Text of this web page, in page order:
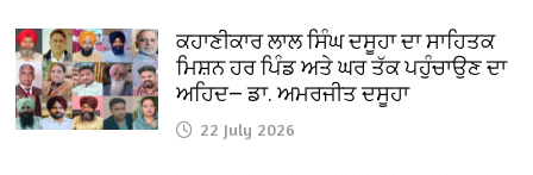
ਕਹਾਣੀਕਾਰ ਲਾਲ ਸਿੰਘ ਦਸੂਹਾ ਦਾ ਸਾਹਿਤਕ
ਮਿਸ਼ਨ ਹਰ ਪਿੰਡ ਅਤੇ ਘਰ ਤੱਕ ਪਹੁੰਚਾਉਣ ਦਾ
ਅਹਿਦ— ਡਾ. ਅਮਰਜੀਤ ਦਸੂਹਾ
22 July 2026